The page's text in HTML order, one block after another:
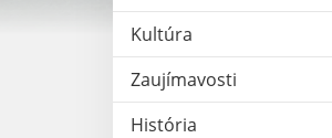
Kultúra
Zaujímavosti
História